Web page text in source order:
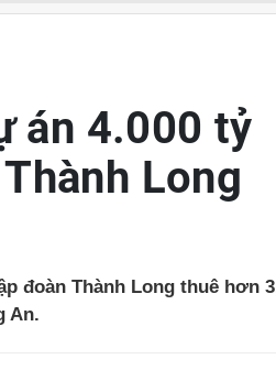
án 4.000 tỷ
Long
đoàn Thành Long thuê hơn
An.